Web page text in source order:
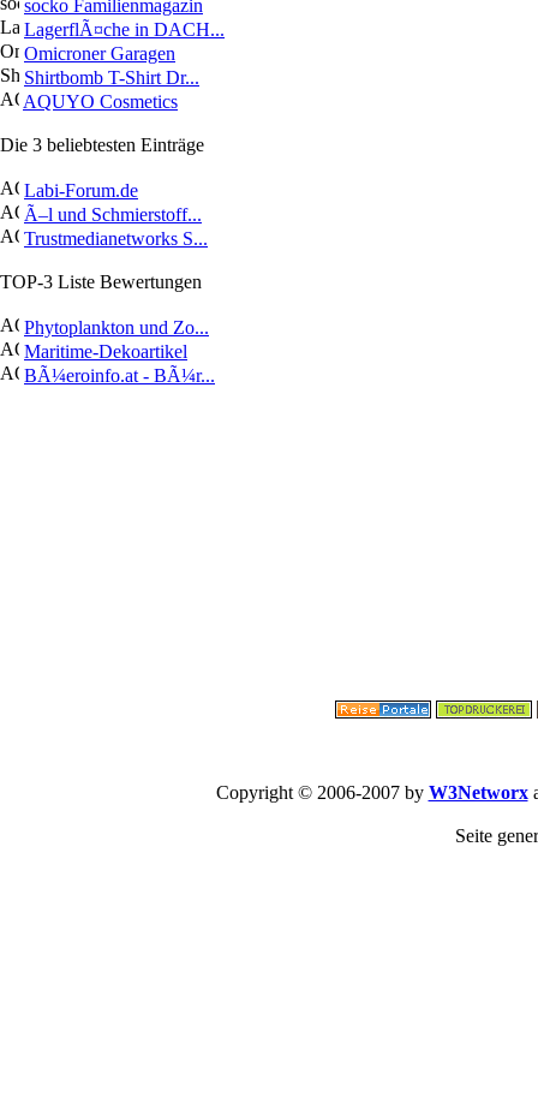
socko Familienmagazin
LagerflÃ¤che in DACH...
Omicroner Garagen
Shirtbomb T-Shirt Dr...
AQUYO Cosmetics
Die 3 beliebtesten Einträge
Labi-Forum.de
Ã–l und Schmierstoff...
Trustmedianetworks S...
TOP-3 Liste Bewertungen
Phytoplankton und Zo...
Maritime-Dekoartikel
BÃ¼eroinfo.at - BÃ¼r...
Copyright © 2006-2007 by W3Networx
Seite